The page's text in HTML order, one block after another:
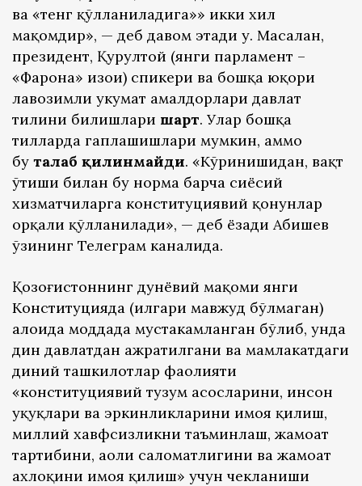
ва «тенг қўлланиладига»» икки хил
мақомдир», — деб давом этади у. Масалан,
президент, Қурултой (янги парламент –
«Фарҳона» изоҳи) спикери ва бошқа юқори
лавозимли ҳукумат амалдорлари давлат
тилини билишлари шарт. Улар бошқа
тилларда гаплашишлари мумкин, аммо
бу талаб қилинмайди. «Кўринишидан, вақт
ўтиши билан бу норма барча сиёсий
хизматчиларга конституциявий қонунлар
орқали қўлланилади», — деб ёзади Абишев
ўзининг Телеграм каналида.
Қозоғистоннинг дунёвий мақоми янги
Конституцияда (илгари мавжуд бўлмаган)
алоҳида моддада мустаҳкамланган бўлиб, унда
дин давлатдан ажратилгани ва мамлакатдаги
диний ташкилотлар фаолияти
«конституциявий тузум асосларини, инсон
ҳуқуқлари ва эркинликларини ҳимоя қилиш,
миллий хавфсизликни таъминлаш, жамоат
тартибини, аҳоли саломатлигини ва жамоат
ахлоқини ҳимоя қилиш» учун чекланиши